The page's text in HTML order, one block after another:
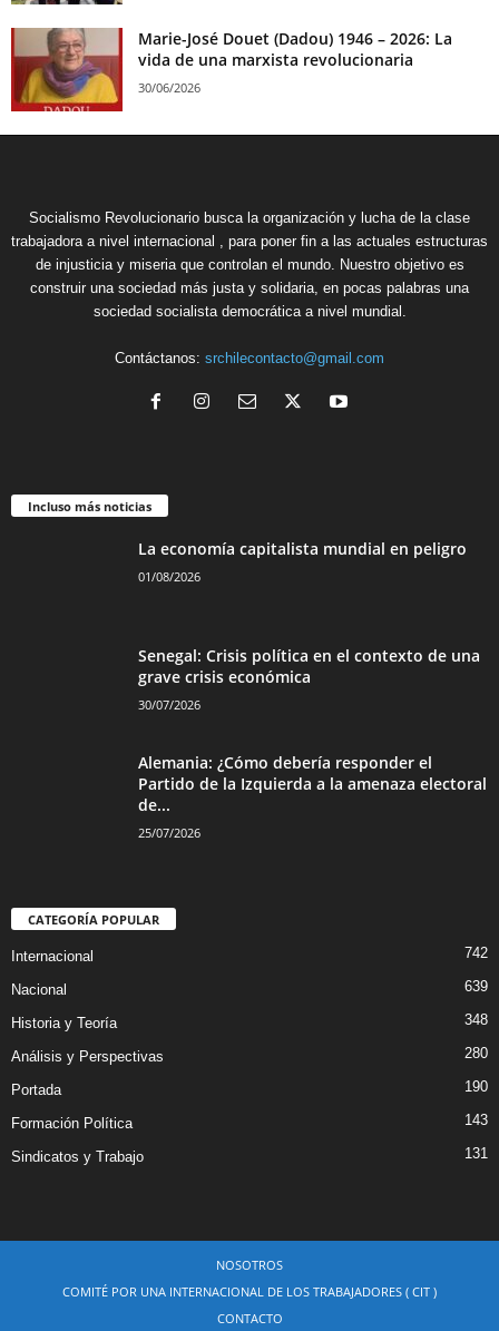
Marie-José Douet (Dadou) 1946 – 2026: La
vida de una marxista revolucionaria
30/06/2026
Socialismo Revolucionario busca la organización y lucha de la clase
trabajadora a nivel internacional , para poner fin a las actuales estructuras
de injusticia y miseria que controlan el mundo. Nuestro objetivo es
construir una sociedad más justa y solidaria, en pocas palabras una
sociedad socialista democrática a nivel mundial.
Contáctanos: srchilecontacto@gmail.com
Incluso más noticias
La economía capitalista mundial en peligro
01/08/2026
Senegal: Crisis política en el contexto de una
grave crisis económica
30/07/2026
Alemania: ¿Cómo debería responder el
Partido de la Izquierda a la amenaza electoral
de...
25/07/2026
CATEGORÍA POPULAR
Internacional 742
Nacional 639
Historia y Teoría 348
Análisis y Perspectivas 280
Portada 190
Formación Política 143
Sindicatos y Trabajo 131
NOSOTROS
COMITÉ POR UNA INTERNACIONAL DE LOS TRABAJADORES ( CIT )
CONTACTO